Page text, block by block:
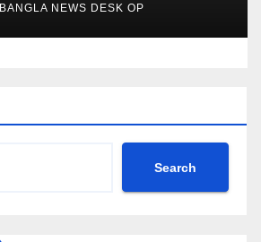
BANGLA NEWS DESK OP
Search